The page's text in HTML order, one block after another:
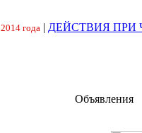
года | ДЕЙСТВИЯ ПРИ
Объявления